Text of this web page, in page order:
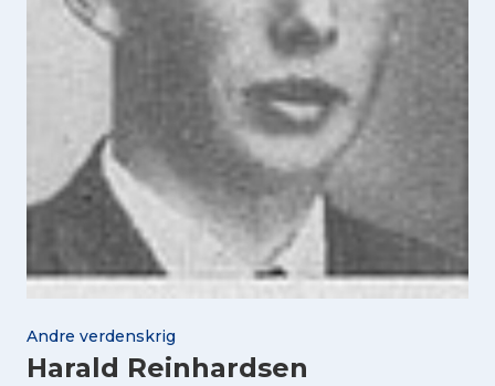
Andre verdenskrig
Harald Reinhardsen